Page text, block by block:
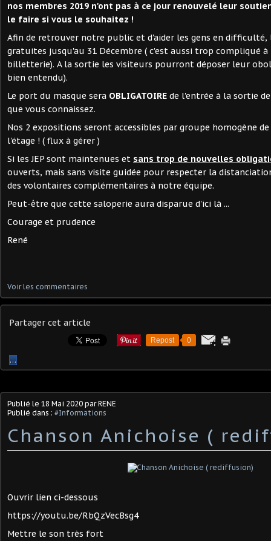
nos membres 2019 n'ont pas à ce jour renouvelé leur
le faire si vous le souhaitez !
Afin de retrouver notre public et d'aider les gens en difficulté,
gratuites jusqu'au 31 Décembre ( c'est aussi trop compliqué
billetterie). A la sortie les visiteurs pourront déposer leur
bien entendu).
Le port du masque sera OBLIGATOIRE de l'entrée à la sortie
que vous connaissez.
Nos 2 expositions seront accessibles par groupe homogène de
l'étage ! ( flux à gérer )
Si les JEP sont maintenues et sans trop de nouvelles
ouverts, mais sans visite guidée pour respecter la
des volontaires complémentaires à notre équipe.
Peut-être que cette saloperie aura disparue d'ici là ...
Courage et prudence
René
Voir les commentaires
Partager cet article
Repost 0
…
Publié le 18 Mai 2020 par RENE
Publié dans : #Informations
Chanson Anichoise (
Ouvrir lien ci-dessous
https://youtu.be/RbQzVecBsg4
Mettre le son très fort